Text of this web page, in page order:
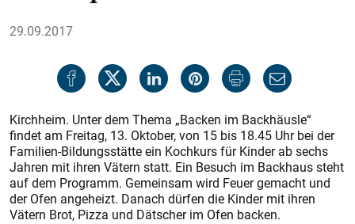
29.09.2017
Kirchheim. Unter dem Thema „Backen im Backhäusle“
findet am Freitag, 13. Oktober, von 15 bis 18.45 Uhr bei der
Familien-Bildungsstätte ein Kochkurs für Kinder ab sechs
Jahren mit ihren Vätern statt. Ein Besuch im Backhaus steht
auf dem Programm. Gemeinsam wird Feuer gemacht und
der Ofen angeheizt. Danach dürfen die Kinder mit ihren
Vätern Brot, Pizza und Dätscher im Ofen backen.